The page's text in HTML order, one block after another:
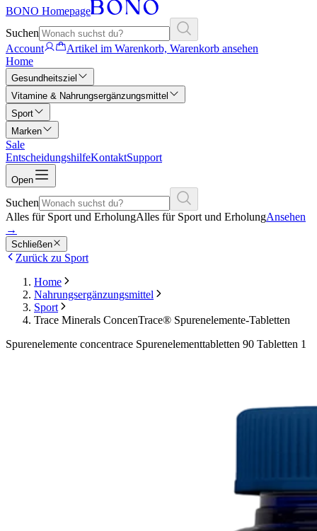
BONO Homepage
Suchen
Account
Artikel im Warenkorb, Warenkorb ansehen
Home
Gesundheitsziel
Vitamine & Nahrungsergänzungsmittel
Sport
Marken
Sale
EntscheidungshilfeKontaktSupport
Open
Suchen
Alles für Sport und ErholungAlles für Sport und ErholungAnsehen
→
Schließen
Zurück zu Sport
Home
Nahrungsergänzungsmittel
Sport
Trace Minerals ConcenTrace® Spurenelemente-Tabletten
Spurenelemente concentrace Spurenelementtabletten 90 Tabletten 1